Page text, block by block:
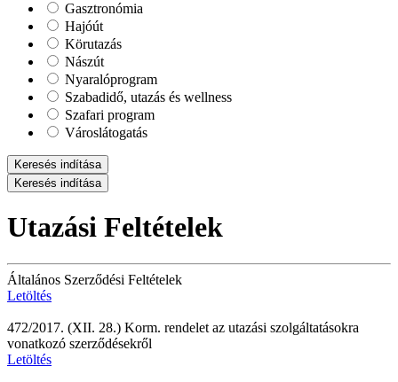
Gasztronómia
Hajóút
Körutazás
Nászút
Nyaralóprogram
Szabadidő, utazás és wellness
Szafari program
Városlátogatás
Keresés indítása
Keresés indítása
Utazási Feltételek
Általános Szerződési Feltételek
Letöltés
472/2017. (XII. 28.) Korm. rendelet az utazási szolgáltatásokra
vonatkozó szerződésekről
Letöltés